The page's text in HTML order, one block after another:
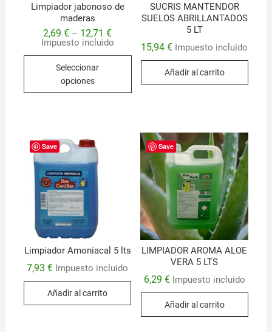
Limpiador jabonoso de
maderas
2,69€ – 12,71€
Impuesto incluido
Seleccionar
opciones
Este
producto
tiene
Las
opciones
pueden
elegir
en
página
SUCRIS MANTENDOR
SUELOS ABRILLANTADOS
5 LT
15,94€ Impuesto incluido
Añadir al carrito
Save
Limpiador Amoniacal 5 lts
7,93€ Impuesto incluido
Añadir al carrito
Save
LIMPIADOR AROMA ALOE
VERA 5 LTS
6,29 € Impuesto incluido
Añadir al carrito